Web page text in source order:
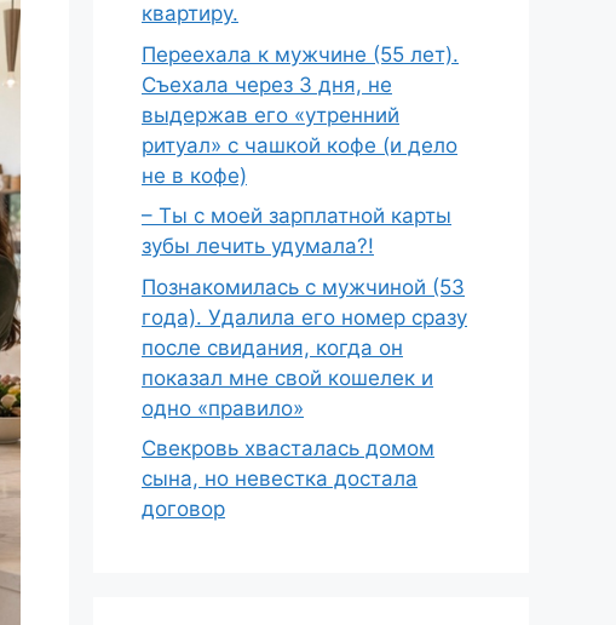
квартиру.
Переехала к мужчине (55 лет).
Съехала через 3 дня, не
выдержав его «утренний
ритуал» с чашкой кофе (и дело
не в кофе)
– Ты с моей зарплатной карты
зубы лечить удумала?!
Познакомилась с мужчиной (53
года). Удалила его номер сразу
после свидания, когда он
показал мне свой кошелек и
одно «правило»
Свекровь хвасталась домом
сына, но невестка достала
договор